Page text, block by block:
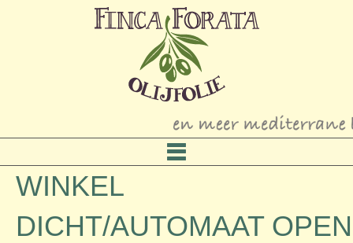
WINKEL
DICHT/AUTOMAAT OPEN